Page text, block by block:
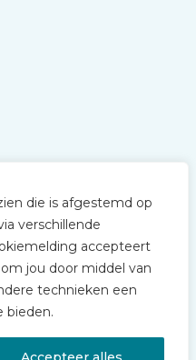
die is afgestemd op
verschillende
accepteert
jou door middel van
technieken een
bieden.